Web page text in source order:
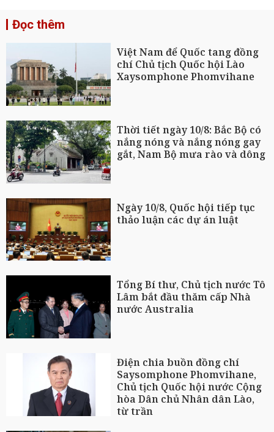
Đọc thêm
Việt Nam để Quốc tang đồng
chí Chủ tịch Quốc hội Lào
Xaysomphone Phomvihane
Thời tiết ngày 10/8: Bắc Bộ có
nắng nóng và nắng nóng gay
gắt, Nam Bộ mưa rào và dông
Ngày 10/8, Quốc hội tiếp tục
thảo luận các dự án luật
Tổng Bí thư, Chủ tịch nước Tô
Lâm bắt đầu thăm cấp Nhà
nước Australia
Điện chia buồn đồng chí
Saysomphone Phomvihane,
Chủ tịch Quốc hội nước Cộng
hòa Dân chủ Nhân dân Lào,
từ trần